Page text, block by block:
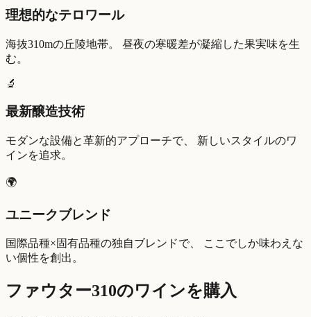
理想的なテロワール
海抜310mの丘陵地帯。 昼夜の寒暖差が凝縮した果実味を生
む。
🔬
最新醸造技術
モダンな設備と革新的アプローチで、 新しいスタイルのワ
インを追求。
🌍
ユニークブレンド
国際品種×固有品種の独自ブレンドで、 ここでしか味わえな
い個性を創出。
ファウター310のワインを購入